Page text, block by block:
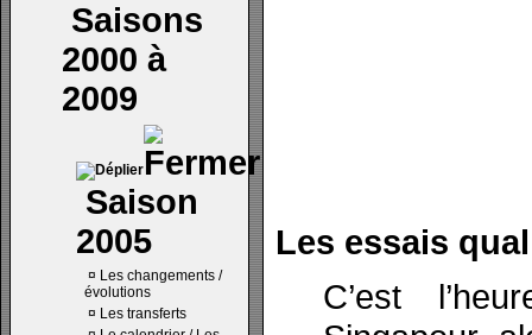
Saisons
2000 à
2009
Saison
2005
¤ Les changements /
évolutions
¤ Les transferts
Les essais
C’est